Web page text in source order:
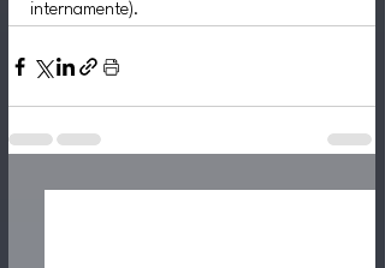
internamente).